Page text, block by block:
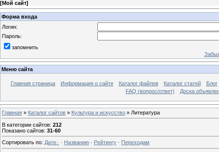
[Мой сайт]
Форма входа
Логин:
Пароль:
запомнить
Меню сайта
Главная страница Информация о сайте Каталог файлов Каталог статей
Блог
FAQ (вопрос/ответ)
Доска
Главная » Каталог сайтов » Культура и искусство » Литература
В категории сайтов: 212
Показано сайтов: 31-60
Сортировать по: Дате · Названию · Рейтингу · Переходам